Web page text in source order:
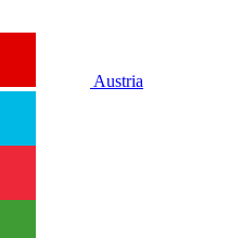
Austria